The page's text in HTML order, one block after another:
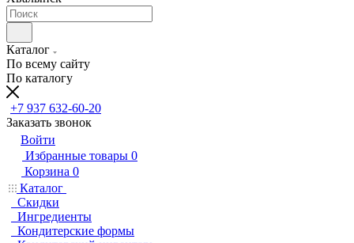
Каталог
По всему сайту
По каталогу
+7 937 632-60-20
Заказать звонок
Войти
Избранные товары 0
Корзина 0
Каталог
Скидки
Ингредиенты
Кондитерские формы